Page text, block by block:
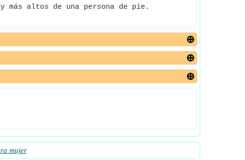
altos de una persona de pie.
mujer